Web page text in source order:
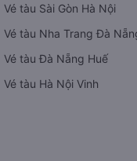
Vé tàu Sài Gòn Hà Nội
Vé tàu Nha Trang Đà
Vé tàu Đà Nẵng Huế
Vé tàu Hà Nội Vinh